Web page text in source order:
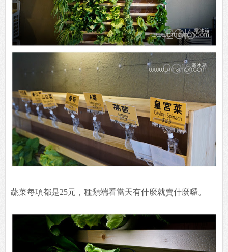
蔬菜每項都是25元，種類端看當天有什麼就賣什麼囉。